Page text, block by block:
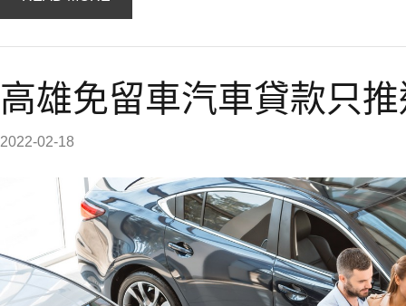
高雄免留車汽車貸款只
2022-02-18